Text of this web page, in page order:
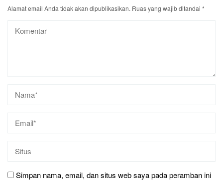
Alamat email Anda tidak akan dipublikasikan. Ruas yang wajib ditandai *
Simpan nama, email, dan situs web saya pada peramban ini